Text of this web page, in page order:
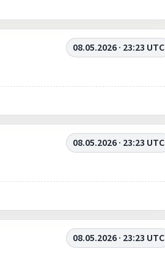
08.05.2026 · 23:23 UTC
08.05.2026 · 23:23 UTC
08.05.2026 · 23:23 UTC